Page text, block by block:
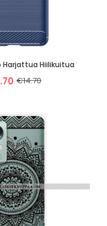
Harjattua Hiilikuitua
€14.70